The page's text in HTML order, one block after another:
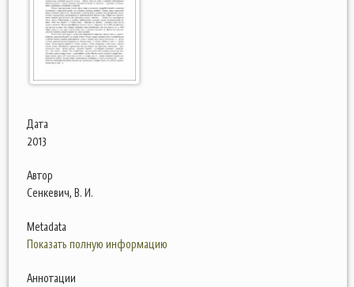
Дата
2013
Автор
Сенкевич, В. И.
Metadata
Показать полную информацию
Аннотации